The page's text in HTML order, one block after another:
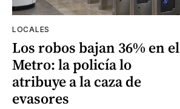
LOCALES
Los robos bajan 36% en el
Metro: la policía lo
atribuye a la caza de
evasores